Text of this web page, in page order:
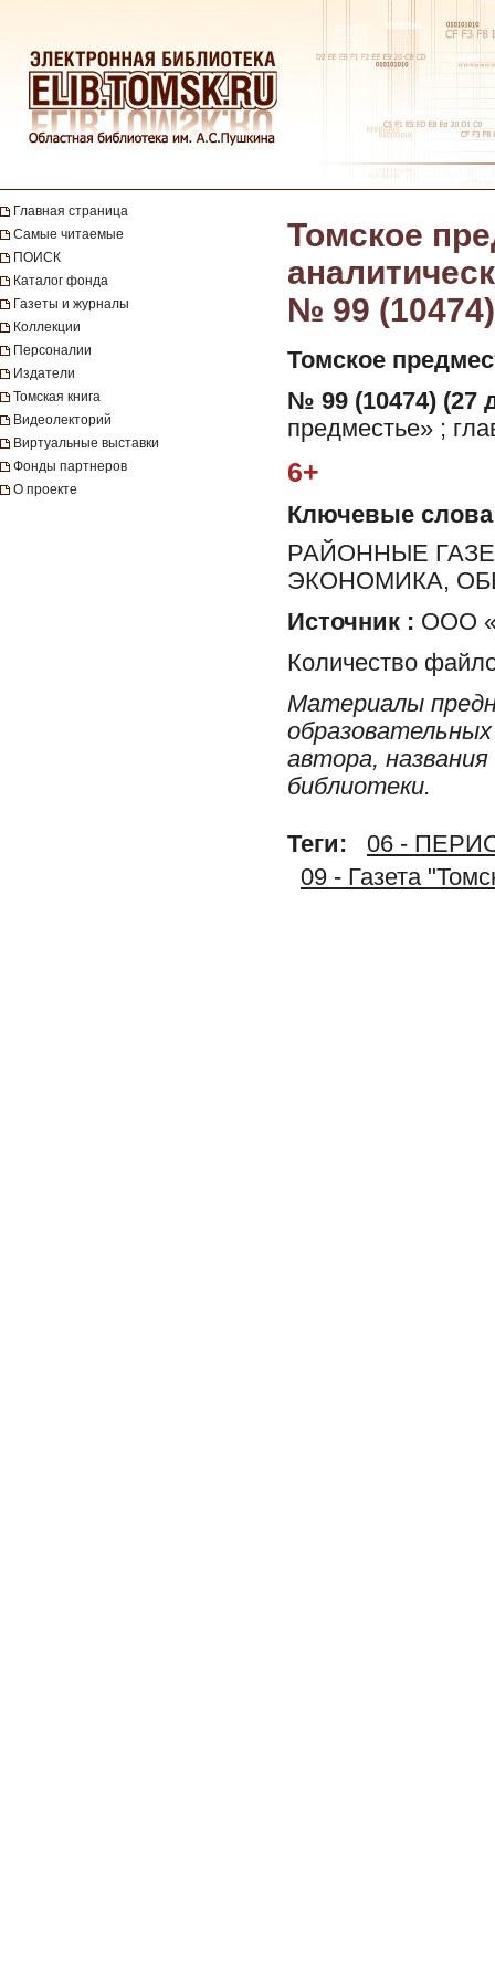
Главная страница
Самые читаемые
ПОИСК
Каталог фонда
Газеты и журналы
Коллекции
Персоналии
Издатели
Томская книга
Видеолекторий
Виртуальные выставки
Фонды партнеров
О проекте
Томское
№ 99
Томское
№ 99 (10474) (27
предместье» ;
6+
Ключевые слова
РАЙОННЫЕ
ЭКОНОМИКА,
Источник : ООО
Количество
Материалы
автора,
библиотеки.
Теги:
06 -
09 - Газета